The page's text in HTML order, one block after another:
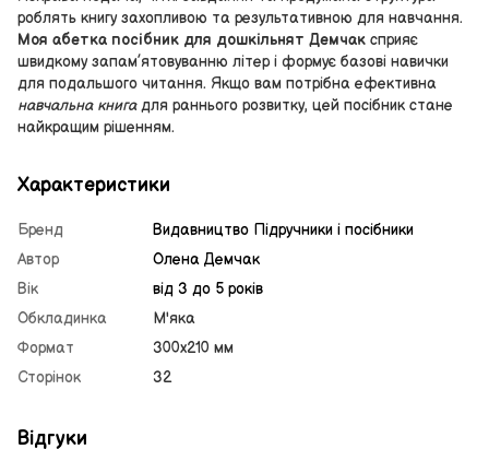
роблять книгу захопливою та результативною для навчання.
Моя абетка посібник для дошкільнят Демчак сприяє
швидкому запам’ятовуванню літер і формує базові навички
для подальшого читання. Якщо вам потрібна ефективна
навчальна книгадля раннього розвитку, цей посібник стане
найкращим рішенням.
Характеристики
Бренд
Видавництво Підручники і посібники
Автор
Олена Демчак
Вік
від 3 до 5 років
Обкладинка
М'яка
Формат
300х210 мм
Сторінок
32
Відгуки